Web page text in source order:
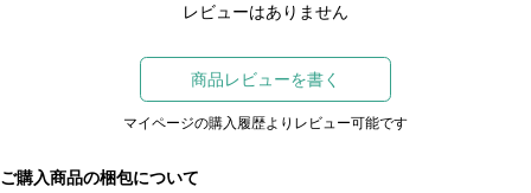
レビューはありません
商品レビューを書く
マイページの購入履歴よりレビュー可能です
ご購入商品の梱包について